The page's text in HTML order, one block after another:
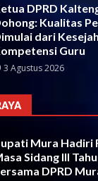
DPRD
Kualitas
dari
Guru
3 Agustus 2026
Mura Hadiri
Sidang III
DPRD